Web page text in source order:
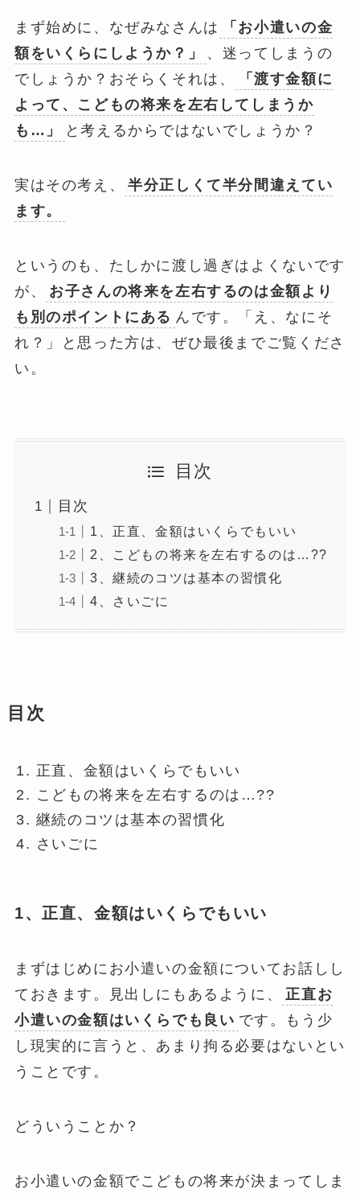
まず始めに、なぜみなさんは
「お小遣いの金
額をいくらにしようか？」
、迷ってしまうの
でしょうか？おそらくそれは、
「渡す金額に
よって、こどもの将来を左右してしまうか
も…」
と考えるからではないでしょうか？
実はその考え、
半分正しくて半分間違えてい
ます。
というのも、たしかに渡し過ぎはよくないです
が、
お子さんの将来を左右するのは金額より
も別のポイントにある んです。「え、なにそ
れ？」と思った方は、ぜひ最後までご覧くださ
い。
目次
目次
1、正直、金額はいくらでもいい
2、こどもの将来を左右するのは…??
3、継続のコツは基本の習慣化
4、さいごに
目次
正直、金額はいくらでもいい
こどもの将来を左右するのは…??
継続のコツは基本の習慣化
さいごに
1、正直、金額はいくらでもいい
まずはじめにお小遣いの金額についてお話しし
ておきます。見出しにもあるように、
正直お
小遣いの金額はいくらでも良い です。もう少
し現実的に言うと、あまり拘る必要はないとい
うことです。
どういうことか？
お小遣いの金額でこどもの将来が決まってしま